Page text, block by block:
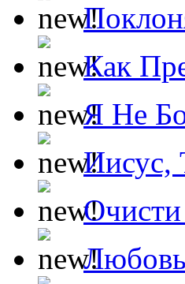
Как
Я Не